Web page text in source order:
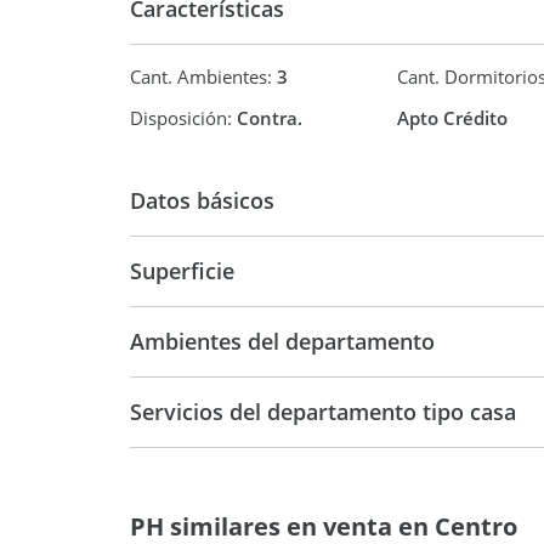
Se enmarca dentro de la ley Nº18.795 de
Vivienda de Interés Social con sus respectivos
luego de la compra gestionar la propiedad para
·
Acceso protegido con cerca
eléctrica
·
Cámaras de
·
Salón de usos múltiples con
Bajos costos de
Características
Cant. Ambientes: 3 Cant.
Disposición: Contra. Apto Crédito
Datos básicos
Superficie
Ambientes del departamento
Servicios del departamento tipo casa
PH similares en venta en Centro